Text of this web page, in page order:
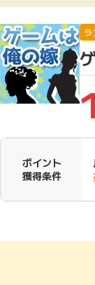
元
Rakuten Fashion
ラ
ポイント
獲得条件